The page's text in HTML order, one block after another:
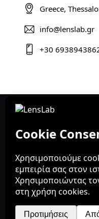
Greece,
info@lenslab.gr
+30